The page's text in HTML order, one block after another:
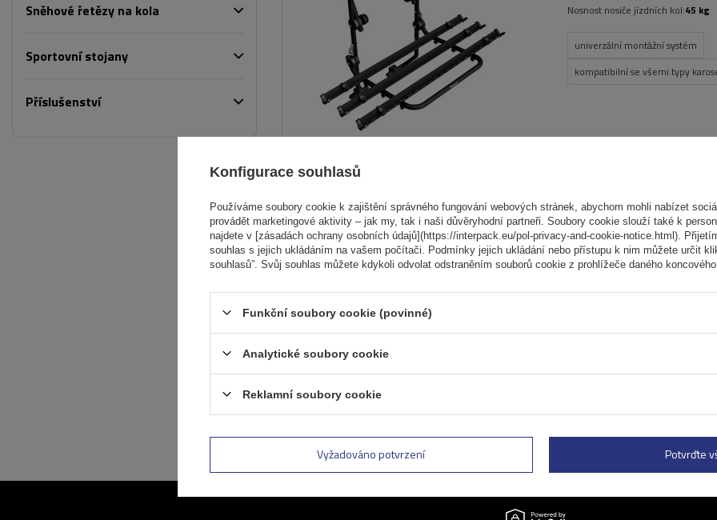
Sněhové řetězy na kola
Sportovní stojany
Příslušenství
Nosnost nosiče jízdních kol:45 kg
univerzální montážní systém
kompatibilní se všemi typy
Elektrokolo Peruzzo
nosič kol na zadní
Počet jízdních kol:2
kompatibilní s elektrokoly
Konfigurace souhlasů
Používáme soubory cookie k zajištění správného fungování webových stránek, abychom mohli nabízet
provádět marketingové aktivity – jak my, tak i naši důvěryhodní partneři. Soubory cookie slouží také k
najdete v [zásadách ochrany osobních údajů](https://interpack.eu/pol-privacy-and-cookie-notice.html).
souhlas s jejich ukládáním na vašem počítači. Podmínky jejich ukládání nebo přístupu k nim můžete určit
souhlasů”. Svůj souhlas můžete kdykoli odvolat odstraněním souborů cookie z prohlížeče daného
Funkční soubory cookie (povinné)
Analytické soubory cookie
Reklamní soubory cookie
Vyžadováno potvrzení Potvrďte